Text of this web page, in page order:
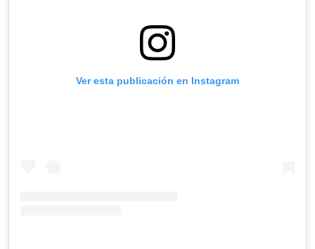
Ver esta publicación en Instagram